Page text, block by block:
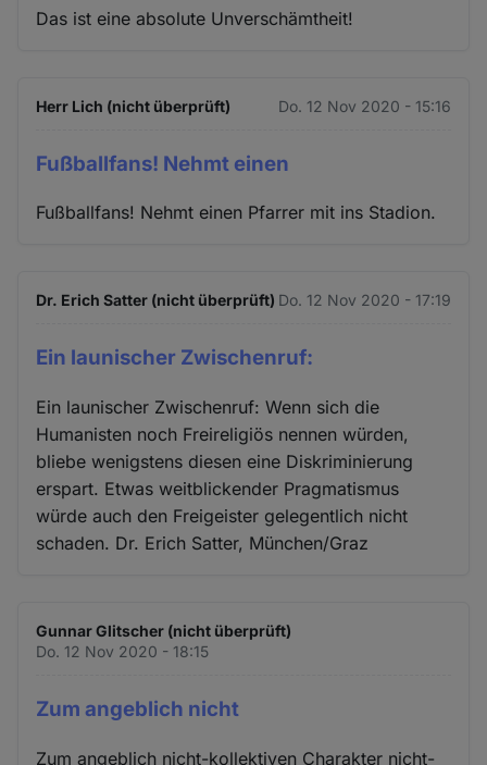
Das ist eine absolute Unverschämtheit!
Herr Lich (nicht überprüft) Do. 12 Nov 2020 - 15:16
Fußballfans! Nehmt einen
Fußballfans! Nehmt einen Pfarrer mit ins Stadion.
Dr. Erich Satter (nicht überprüft) Do. 12 Nov 2020 - 17:19
Ein launischer Zwischenruf:
Ein launischer Zwischenruf: Wenn sich die
Humanisten noch Freireligiös nennen würden,
bliebe wenigstens diesen eine Diskriminierung
erspart. Etwas weitblickender Pragmatismus
würde auch den Freigeister gelegentlich nicht
schaden. Dr. Erich Satter, München/Graz
Gunnar Glitscher (nicht überprüft)
Do. 12 Nov 2020 - 18:15
Zum angeblich nicht
Zum angeblich nicht-kollektiven Charakter nicht-